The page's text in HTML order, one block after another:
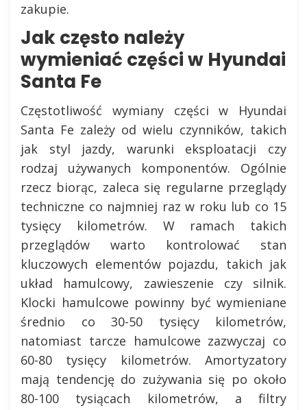
zakupie.
Jak często należy
wymieniać części w Hyundai
Santa Fe
Częstotliwość wymiany części w Hyundai
Santa Fe zależy od wielu czynników, takich
jak styl jazdy, warunki eksploatacji czy
rodzaj używanych komponentów. Ogólnie
rzecz biorąc, zaleca się regularne przeglądy
techniczne co najmniej raz w roku lub co 15
tysięcy kilometrów. W ramach takich
przeglądów warto kontrolować stan
kluczowych elementów pojazdu, takich jak
układ hamulcowy, zawieszenie czy silnik.
Klocki hamulcowe powinny być wymieniane
średnio co 30-50 tysięcy kilometrów,
natomiast tarcze hamulcowe zazwyczaj co
60-80 tysięcy kilometrów. Amortyzatory
mają tendencję do zużywania się po około
80-100 tysiącach kilometrów, a filtry